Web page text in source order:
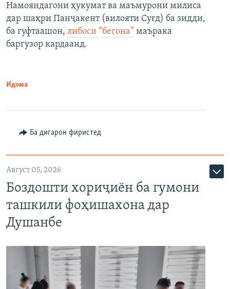
Намояндагони ҳукумат ва маъмурони милиса
дар шаҳри Панҷакент (вилояти Суғд) ба зидди,
ба гуфтаашон, либоси “бегона” маърака
баргузор кардаанд.
Идома
Ба дигарон фиристед
Август 05, 2026
Боздошти хориҷиён ба гумони
ташкили фоҳишахона дар
Душанбе